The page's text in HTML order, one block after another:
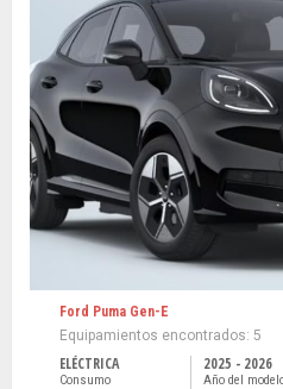
Ford Puma Gen-E
Equipamientos encontrados: 5
ELÉCTRICA
Consumo
2025 - 2026
Año del